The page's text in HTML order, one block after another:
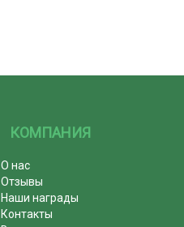
КОМПАНИЯ
О нас
Отзывы
Наши награды
Контакты